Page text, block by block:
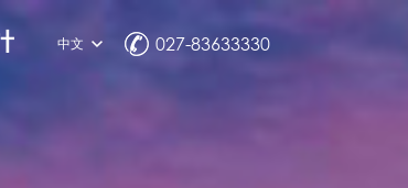
中文 027-83633330